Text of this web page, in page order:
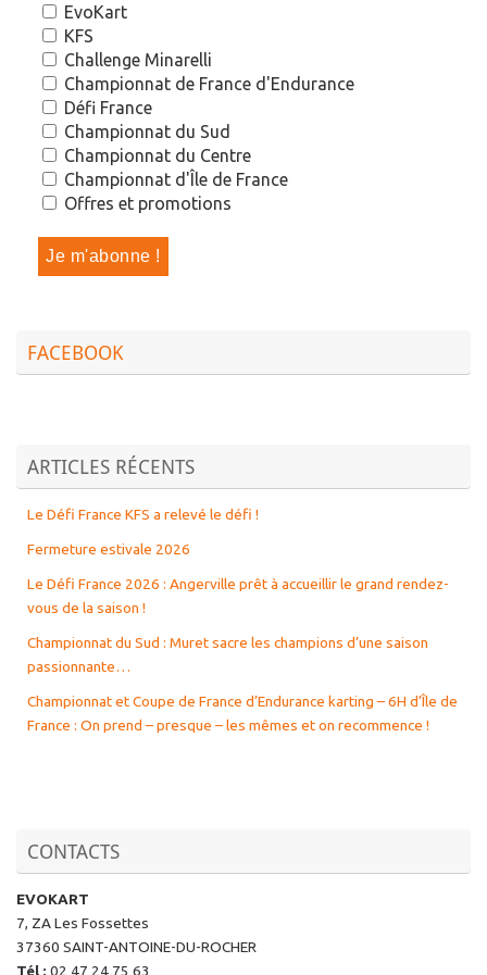
EvoKart
KFS
Challenge Minarelli
Championnat de France d'Endurance
Défi France
Championnat du Sud
Championnat du Centre
Championnat d'Île de France
Offres et promotions
FACEBOOK
ARTICLES RÉCENTS
Le Défi France KFS a relevé le défi !
Fermeture estivale 2026
Le Défi France 2026 : Angerville prêt à accueillir le grand rendez-
vous de la saison !
Championnat du Sud : Muret sacre les champions d’une saison
passionnante…
Championnat et Coupe de France d’Endurance karting – 6H d’Île de
France : On prend – presque – les mêmes et on recommence !
CONTACTS
EVOKART
7, ZA Les Fossettes
37360 SAINT-ANTOINE-DU-ROCHER
Tél : 02 47 24 75 63